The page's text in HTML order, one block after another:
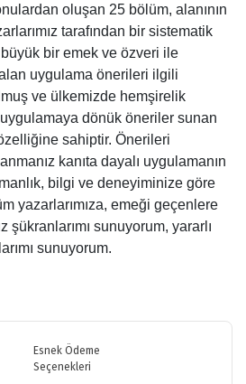
oluşan 25 bölüm, alanının
tarafından bir sistematik
büyük bir emek ve özveri ile
uygulama önerileri ilgili
ve ülkemizde hemşirelik
uygulamaya dönük öneriler sunan
sahiptir. Önerileri
kanıta dayalı uygulamanın
bilgi ve deneyiminize göre
yazarlarımıza, emeği geçenlere
şükranlarımı sunuyorum, yararlı
sunuyorum.
ilk yorumu siz yapın!
ederiz.
Esnek Ödeme
Seçenekleri